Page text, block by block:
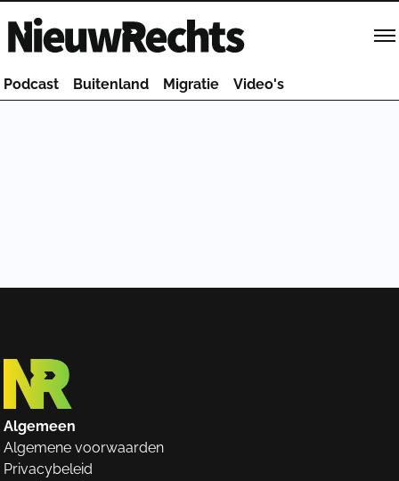
Homepage van NieuwRechts
Podcast Buitenland Migratie Video's
Algemeen
Algemene voorwaarden
Privacybeleid